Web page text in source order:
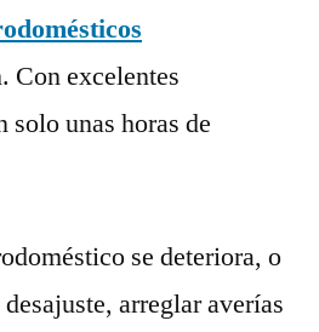
Con excelentes
solo unas horas de
se deteriora, o
arreglar averías